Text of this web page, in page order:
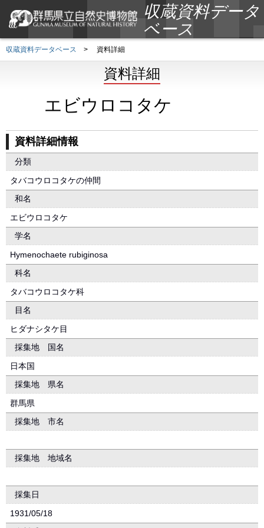
収蔵資料データ
ベース
収蔵資料データベース > 資料詳細
資料詳細
エビウロコタケ
資料詳細情報
分類
タバコウロコタケの仲間
和名
エビウロコタケ
学名
Hymenochaete rubiginosa
科名
タバコウロコタケ科
目名
ヒダナシタケ目
採集地 国名
日本国
採集地 県名
群馬県
採集地 市名
採集地 地域名
採集日
1931/05/18